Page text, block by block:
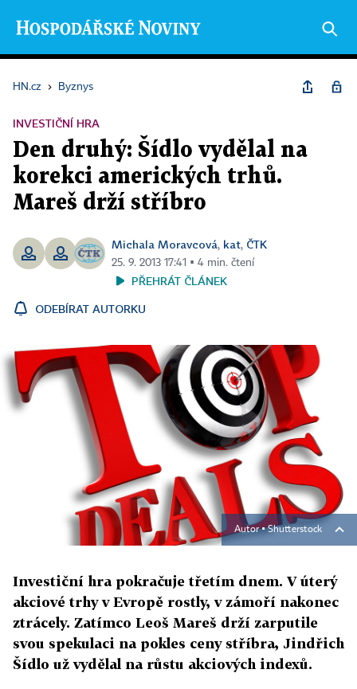
HN.cz › Byznys
INVESTIČNÍ HRA
Den druhý: Šídlo vydělal na
korekci amerických trhů.
Mareš drží stříbro
Michala Moravcová, kat, ČTK
25. 9. 2013 17:41 ▪ 4 min. čtení
PŘEHRÁT ČLÁNEK
ODEBÍRAT AUTORKU
Autor ▪Shutterstock
Investiční hra pokračuje třetím dnem. V úterý
akciové trhy v Evropě rostly, v zámoří nakonec
ztrácely. Zatímco Leoš Mareš drží zarputile
svou spekulaci na pokles ceny stříbra, Jindřich
Šídlo už vydělal na růstu akciových indexů.